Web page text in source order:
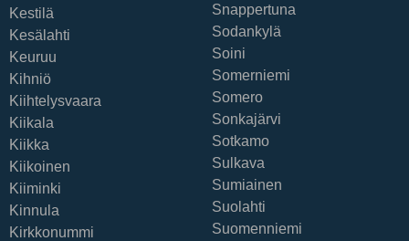
Kestilä
Kesälahti
Keuruu
Kihniö
Kiihtelysvaara
Kiikala
Kiikka
Kiikoinen
Kiiminki
Kinnula
Kirkkonummi
Snappertuna
Sodankylä
Soini
Somerniemi
Somero
Sonkajärvi
Sotkamo
Sulkava
Sumiainen
Suolahti
Suomenniemi